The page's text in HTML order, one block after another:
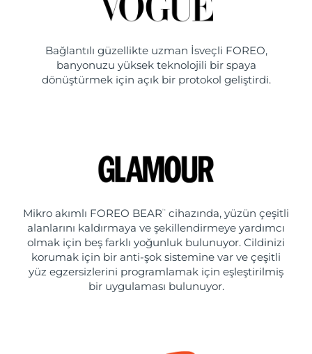
Bağlantılı güzellikte uzman İsveçli FOREO,
banyonuzu yüksek teknolojili bir spaya
dönüştürmek için açık bir protokol geliştirdi.
Mikro akımlı FOREO BEAR ™
cihazında, yüzün çeşitli
alanlarını kaldırmaya ve şekillendirmeye yardımcı
olmak için beş farklı yoğunluk bulunuyor. Cildinizi
korumak için bir anti-şok sistemine var ve çeşitli
yüz egzersizlerini programlamak için eşleştirilmiş
bir uygulaması bulunuyor.